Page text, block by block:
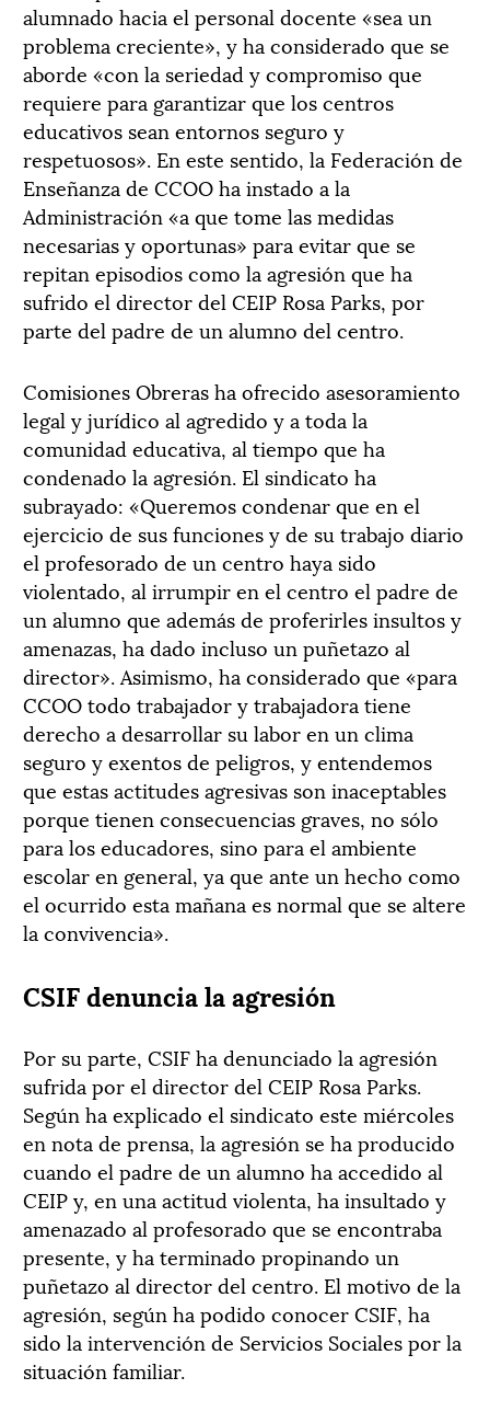
alumnado hacia el personal docente «sea un
problema creciente», y ha considerado que se
aborde «con la seriedad y compromiso que
requiere para garantizar que los centros
educativos sean entornos seguro y
respetuosos». En este sentido, la Federación de
Enseñanza de CCOO ha instado a la
Administración «a que tome las medidas
necesarias y oportunas» para evitar que se
repitan episodios como la agresión que ha
sufrido el director del CEIP Rosa Parks, por
parte del padre de un alumno del centro.
Comisiones Obreras ha ofrecido asesoramiento
legal y jurídico al agredido y a toda la
comunidad educativa, al tiempo que ha
condenado la agresión. El sindicato ha
subrayado: «Queremos condenar que en el
ejercicio de sus funciones y de su trabajo diario
el profesorado de un centro haya sido
violentado, al irrumpir en el centro el padre de
un alumno que además de proferirles insultos y
amenazas, ha dado incluso un puñetazo al
director». Asimismo, ha considerado que «para
CCOO todo trabajador y trabajadora tiene
derecho a desarrollar su labor en un clima
seguro y exentos de peligros, y entendemos
que estas actitudes agresivas son inaceptables
porque tienen consecuencias graves, no sólo
para los educadores, sino para el ambiente
escolar en general, ya que ante un hecho como
el ocurrido esta mañana es normal que se altere
la convivencia».
CSIF denuncia la agresión
Por su parte, CSIF ha denunciado la agresión
sufrida por el director del CEIP Rosa Parks.
Según ha explicado el sindicato este miércoles
en nota de prensa, la agresión se ha producido
cuando el padre de un alumno ha accedido al
CEIP y, en una actitud violenta, ha insultado y
amenazado al profesorado que se encontraba
presente, y ha terminado propinando un
puñetazo al director del centro. El motivo de la
agresión, según ha podido conocer CSIF, ha
sido la intervención de Servicios Sociales por la
situación familiar.